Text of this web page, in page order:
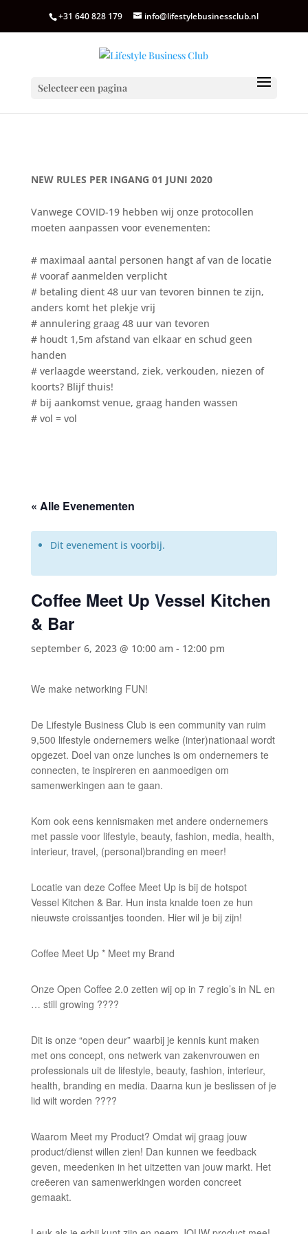
+31 640 828 179 info@lifestylebusinessclub.nl
Selecteer een pagina
NEW RULES PER INGANG 01 JUNI 2020
Vanwege COVID-19 hebben wij onze protocollen
moeten aanpassen voor evenementen:
# maximaal aantal personen hangt af van de locatie
# vooraf aanmelden verplicht
# betaling dient 48 uur van tevoren binnen te zijn,
anders komt het plekje vrij
# annulering graag 48 uur van tevoren
# houdt 1,5m afstand van elkaar en schud geen
handen
# verlaagde weerstand, ziek, verkouden, niezen of
koorts? Blijf thuis!
# bij aankomst venue, graag handen wassen
# vol = vol
« Alle Evenementen
Dit evenement is voorbij.
Coffee Meet Up Vessel Kitchen
& Bar
september 6, 2023 @ 10:00 am - 12:00 pm
We make networking FUN!
De Lifestyle Business Club is een community van ruim
9,500 lifestyle ondernemers welke (inter)nationaal wordt
opgezet. Doel van onze lunches is om ondernemers te
connecten, te inspireren en aanmoedigen om
samenwerkingen aan te gaan.
Kom ook eens kennismaken met andere ondernemers
met passie voor lifestyle, beauty, fashion, media, health,
interieur, travel, (personal)branding en meer!
Locatie van deze Coffee Meet Up is bij de hotspot
Vessel Kitchen & Bar. Hun insta knalde toen ze hun
nieuwste croissantjes toonden. Hier wil je bij zijn!
Coffee Meet Up * Meet my Brand
Onze Open Coffee 2.0 zetten wij op in 7 regio’s in NL en
… still growing ????
Dit is onze “open deur” waarbij je kennis kunt maken
met ons concept, ons netwerk van zakenvrouwen en
professionals uit de lifestyle, beauty, fashion, interieur,
health, branding en media. Daarna kun je beslissen of je
lid wilt worden ????
Waarom Meet my Product? Omdat wij graag jouw
product/dienst willen zien! Dan kunnen we feedback
geven, meedenken in het uitzetten van jouw markt. Het
creëeren van samenwerkingen worden concreet
gemaakt.